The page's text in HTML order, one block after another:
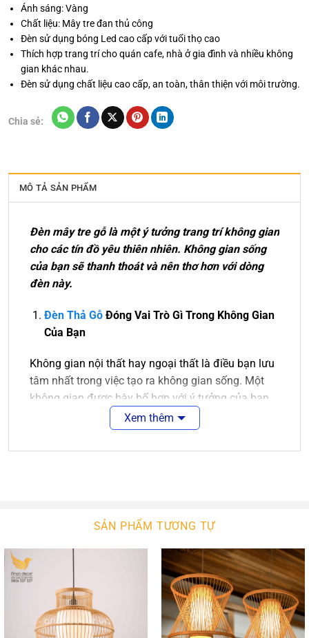
Ánh sáng: Vàng
Chất liệu: Mây tre đan thủ công
Đèn sử dụng bóng Led cao cấp với tuổi thọ cao
Thích hợp trang trí cho quán cafe, nhà ở gia đình và nhiều không
gian khác nhau.
Đèn sử dụng chất liệu cao cấp, an toàn, thân thiện với môi trường.
Chia sẻ:
MÔ TẢ SẢN PHẨM
Đèn mây tre gỗ là một ý tưởng trang trí không gian
cho các tín đồ yêu thiên nhiên. Không gian sống
của bạn sẽ thanh thoát và nên thơ hơn với dòng
đèn này.
Đèn Thả Gỗ Đóng Vai Trò Gì Trong Không Gian
Của Bạn
Không gian nội thất hay ngoại thất là điều bạn lưu
tâm nhất trong việc tạo ra không gian sống. Một
không gian được bày bố hợp với ý tưởng của bạn
là điều tuyệt vời. Sẽ tuyệt vời hơn nếu không gian
ấy được màu sắc của ánh sáng chiếu rọi.
phú về kiểu dáng thiết kế, ngôi nhà bạn sẽ thêm
xinh đẹp. Với công nghệ chiếu sáng hiện đại,
không gian của bạn sẽ bừng sáng hay lung linh.
An An Decor
An An Decor luôn tìm kiếm để nhập khẩu các mẫu
đèn tường hiện đại chất lượng cao. Bên cạnh đó,
Xem thêm
SẢN PHẨM TƯƠNG TỰ